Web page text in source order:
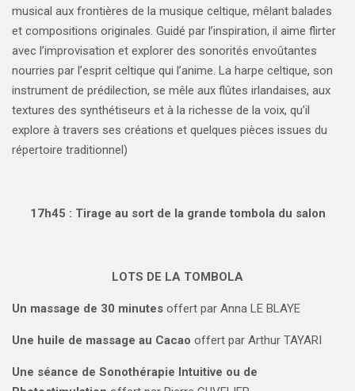
musical aux frontières de la musique celtique, mêlant balades
et compositions originales. Guidé par l’inspiration, il aime flirter
avec l’improvisation et explorer des sonorités envoûtantes
nourries par l’esprit celtique qui l’anime. La harpe celtique, son
instrument de prédilection, se mêle aux flûtes irlandaises, aux
textures des synthétiseurs et à la richesse de la voix, qu’il
explore à travers ses créations et quelques pièces issues du
répertoire traditionnel)
17h45 : Tirage au sort de la grande tombola du salon
LOTS DE LA TOMBOLA
Un massage de 30 minutes offert par Anna LE BLAYE
Une huile de massage au Cacao offert par Arthur TAYARI
Une séance de Sonothérapie Intuitive ou de